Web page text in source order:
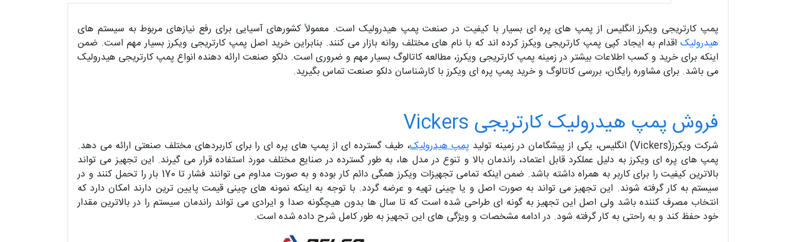
پمپ کارتریجی ویکرز انگلیس از پمپ های پره ای بسیار با کیفیت در صنعت پمپ هیدرولیک است. معمولاً کشورهای آسیایی برای رفع نیازهای مربوط به سیستم های
هیدرولیک اقدام به ایجاد کپی پمپ کارتریجی ویکرز کرده اند که با نام های مختلف روانه بازار می کنند. بنابراین خرید اصل پمپ کارتریجی ویکرز بسیار مهم است. ضمن
اینکه برای خرید و کسب اطلاعات بیشتر در زمینه پمپ کارتریجی ویکرز، مطالعه کاتالوگ بسیار مهم و ضروری است. دلکو صنعت ارائه دهنده انواع پمپ کارتریجی هیدرولیک
می باشد. برای مشاوره رایگان، بررسی کاتالوگ و خرید پمپ پره ای ویکرز با کارشناسان دلکو صنعت تماس بگیرید.
فروش پمپ هیدرولیک کارتریجی Vickers
شرکت ویکرز(Vickers) انگلیس، یکی از پیشگامان در زمینه تولید پمپ هیدرولیک، طیف گسترده ای از پمپ های پره ای را برای کاربردهای مختلف صنعتی ارائه می دهد.
پمپ های پره ای ویکرز به دلیل عملکرد قابل اعتماد، راندمان بالا و تنوع در مدل ها، به طور گسترده در صنایع مختلف مورد استفاده قرار می گیرند. این تجهیز می تواند
بالاترین کیفیت را برای کاربر به همراه داشته باشد. ضمن اینکه تمامی تجهیزات ویکرز همگی دائم کار بوده و به صورت مداوم می توانند فشار تا 170 بار را تحمل کنند و در
سیستم به کار گرفته شوند. این تجهیز می تواند به صورت اصل و یا چینی تهیه و عرضه گردد. با توجه به اینکه نمونه های چینی قیمت پایین ترین دارند امکان دارد که
انتخاب مصرف کننده باشد ولی اصل این تجهیز به گونه ای طراحی شده است که تا سال ها بدون هیچگونه صدا و ایرادی می تواند راندمان سیستم را در بالاترین مقدار
خود حفظ کند و به راحتی به کار گرفته شود. در ادامه مشخصات و ویژگی های این تجهیز به طور کامل شرح داده شده است.